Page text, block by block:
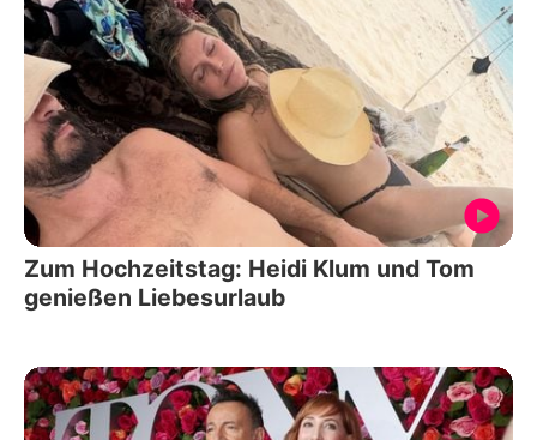
Zum Hochzeitstag: Heidi Klum und Tom
genießen Liebesurlaub